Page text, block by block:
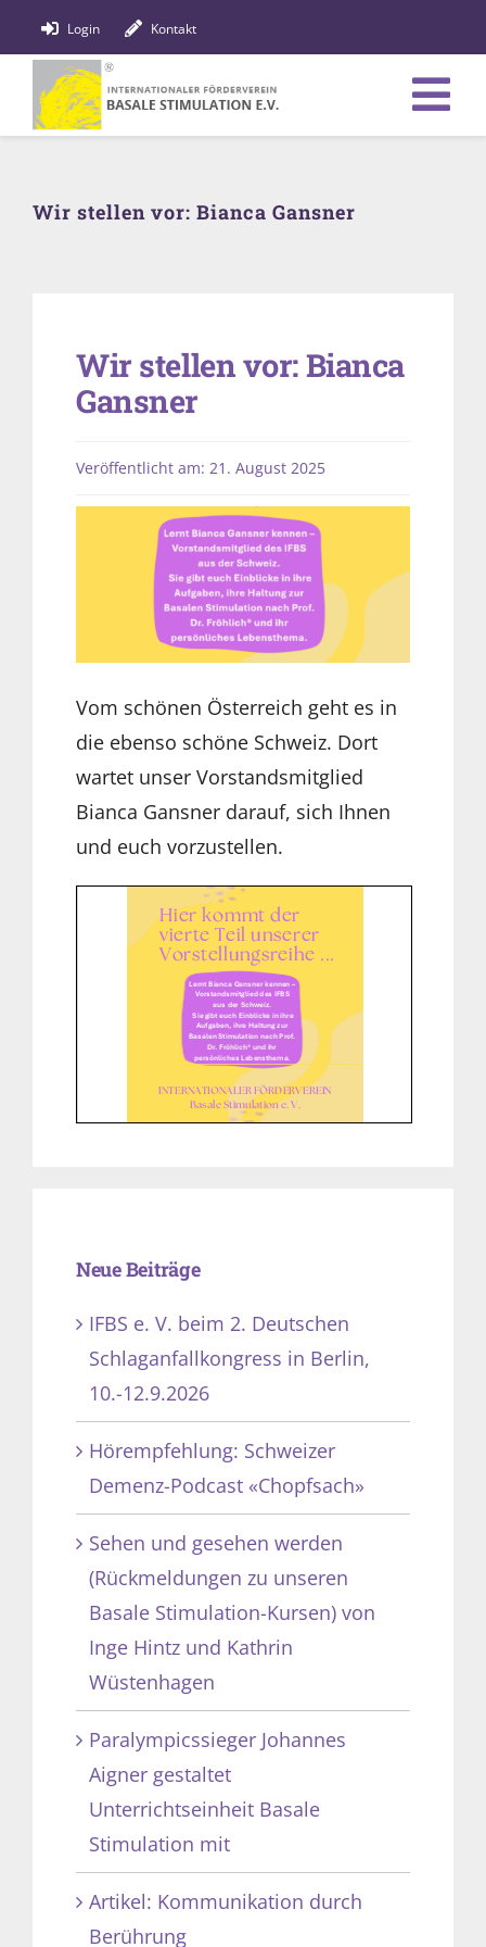
Inhalt
springen
Login Kontakt
Bildung
Förderung
Wir stellen vor: Bianca Gansner
Wir stellen vor: Bianca
Gansner
Veröffentlicht am: 21. August 2025
Vom schönen Österreich geht es in
die ebenso schöne Schweiz. Dort
wartet unser Vorstandsmitglied
Bianca Gansner darauf, sich Ihnen
und euch vorzustellen.
Neue Beiträge
IFBS e. V. beim 2. Deutschen
Schlaganfallkongress in Berlin,
10.-12.9.2026
Hörempfehlung: Schweizer
Demenz-Podcast «Chopfsach»
Sehen und gesehen werden
(Rückmeldungen zu unseren
Basale Stimulation-Kursen) von
Inge Hintz und Kathrin
Wüstenhagen
Paralympicssieger Johannes
Aigner gestaltet
Unterrichtseinheit Basale
Stimulation mit
Artikel: Kommunikation durch
Berührung